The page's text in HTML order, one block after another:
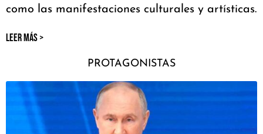
como las manifestaciones culturales y artísticas.
LEER MÁS >
PROTAGONISTAS